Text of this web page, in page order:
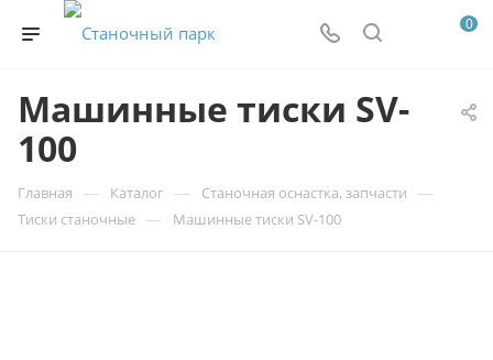
0
Машинные тиски SV-
100
Главная — Каталог — Станочная оснастка, запчасти —
Тиски станочные — Машинные тиски SV-100